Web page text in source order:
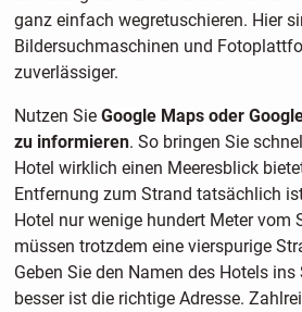
ganz einfach wegretuschieren. Hier
Bildersuchmaschinen und
zuverlässiger.
Nutzen Sie Google Maps oder
zu informieren. So bringen Sie
Hotel wirklich einen Meeresblick
Entfernung zum Strand tatsächlich
Hotel nur wenige hundert Meter vom
müssen trotzdem eine vierspurige
Geben Sie den Namen des Hotels
besser ist die richtige Adresse.